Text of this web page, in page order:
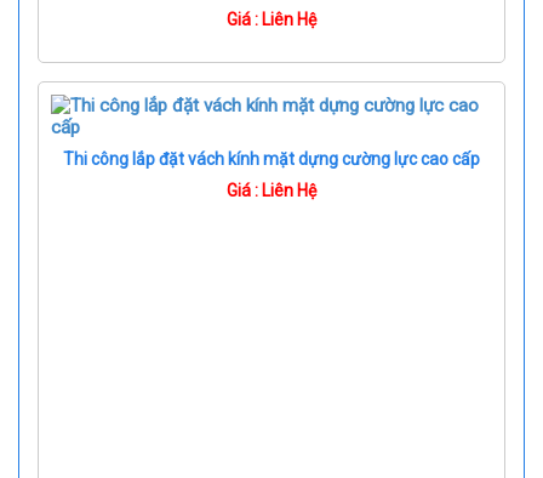
Giá : Liên Hệ
Thi công lắp đặt vách kính mặt dựng cường lực cao cấp
Giá : Liên Hệ